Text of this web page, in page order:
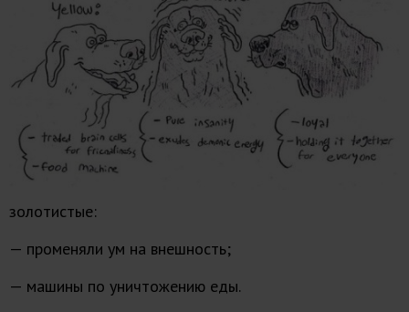
золотистые:
— променяли ум на внешность;
— машины по уничтожению еды.